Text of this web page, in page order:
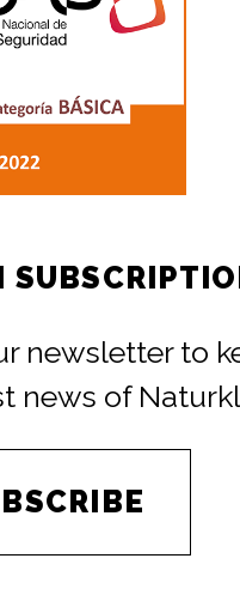
newsletter to
news of